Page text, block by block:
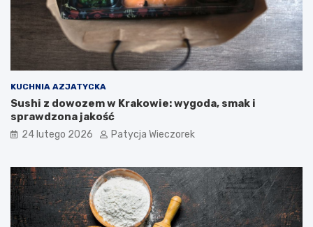
KUCHNIA AZJATYCKA
Sushi z dowozem w Krakowie: wygoda, smak i
sprawdzona jakość
24 lutego 2026 Patycja Wieczorek